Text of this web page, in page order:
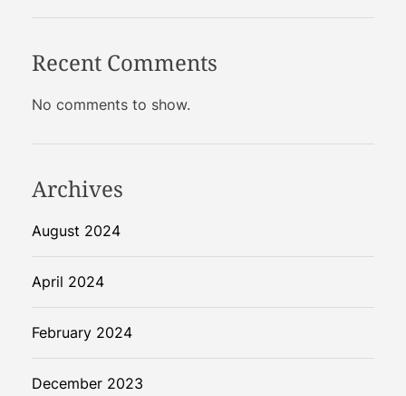
Recent Comments
No comments to show.
Archives
August 2024
April 2024
February 2024
December 2023